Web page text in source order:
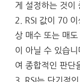
게 설정하는 것이
2. RSI 값이 70
상 매수 또는 매
이 아닐 수 있습
여 종합적인 판단
3. RSI는 단기적